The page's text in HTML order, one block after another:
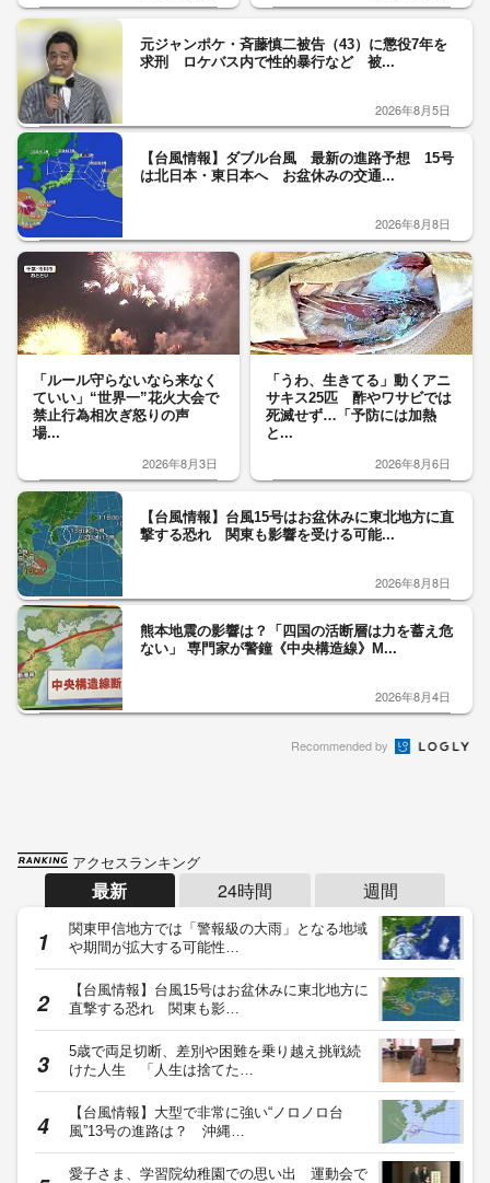
元ジャンポケ・斉藤慎二被告（43）に懲役7年を
求刑 ロケバス内で性的暴行など 被...
2026年8月5日
【台風情報】ダブル台風 最新の進路予想 15号
は北日本・東日本へ お盆休みの交通...
2026年8月8日
「ルール守らないなら来なく
ていい」“世界一”花火大会で
禁止行為相次ぎ怒りの声
場...
2026年8月3日
「うわ、生きてる」動くアニ
サキス25匹 酢やワサビでは
死滅せず…「予防には加熱
と...
2026年8月6日
【台風情報】台風15号はお盆休みに東北地方に直
撃する恐れ 関東も影響を受ける可能...
2026年8月8日
熊本地震の影響は？「四国の活断層は力を蓄え危
ない」 専門家が警鐘《中央構造線》M...
2026年8月4日
Recommended by
アクセスランキング
最新 24時間 週間
関東甲信地方では「警報級の大雨」となる地域
や期間が拡大する可能性…
【台風情報】台風15号はお盆休みに東北地方に
直撃する恐れ 関東も影…
5歳で両足切断、差別や困難を乗り越え挑戦続
けた人生 「人生は捨てた…
【台風情報】大型で非常に強い“ノロノロ台
風”13号の進路は？ 沖縄…
愛子さま、学習院幼稚園での思い出 運動会で